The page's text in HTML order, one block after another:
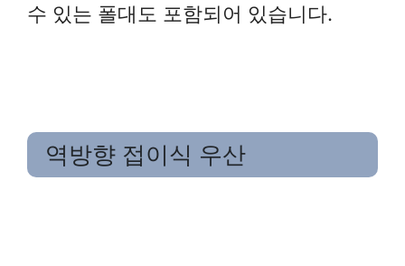
수 있는 폴대도 포함되어 있습니다.
역방향 접이식 우산